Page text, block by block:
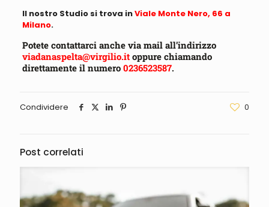
Il nostro Studio si trova inViale Monte Nero, 66 a
Milano.
Potete contattarci anche via mail all’indirizzo
viadanaspelta@virgilio.itoppure chiamando
direttamente il numero 0236523587.
Condividere 0
Post correlati